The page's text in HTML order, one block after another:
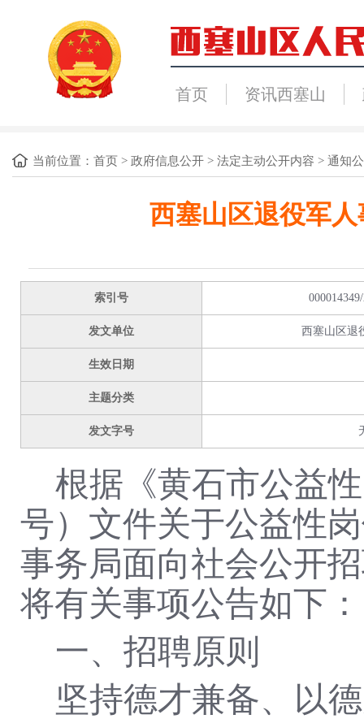
首页 资讯西塞山
当前位置： 首页 > 政府信息公开 > 法定主动公开内容 > 通知
西塞山区退役军
索引号
发文单位 西塞山区退
生效日期
主题分类
发文字号
根据《黄石市公益
号）文件关于公益性
事务局面向社会公开
将有关事项公告如下：
一、招聘原则
坚持德才兼备、以